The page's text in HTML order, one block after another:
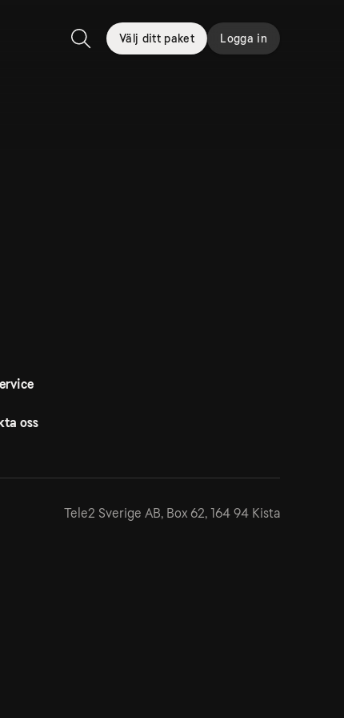
Sök
Välj ditt paket Logga in
oss
Tele2 Sverige AB, Box 62, 164 94 Kista